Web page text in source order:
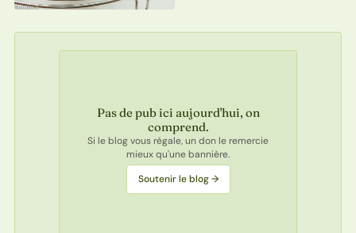
Pas de pub ici aujourd'hui, on
comprend.
Si le blog vous régale, un don le remercie
mieux qu'une bannière.
Soutenir le blog →